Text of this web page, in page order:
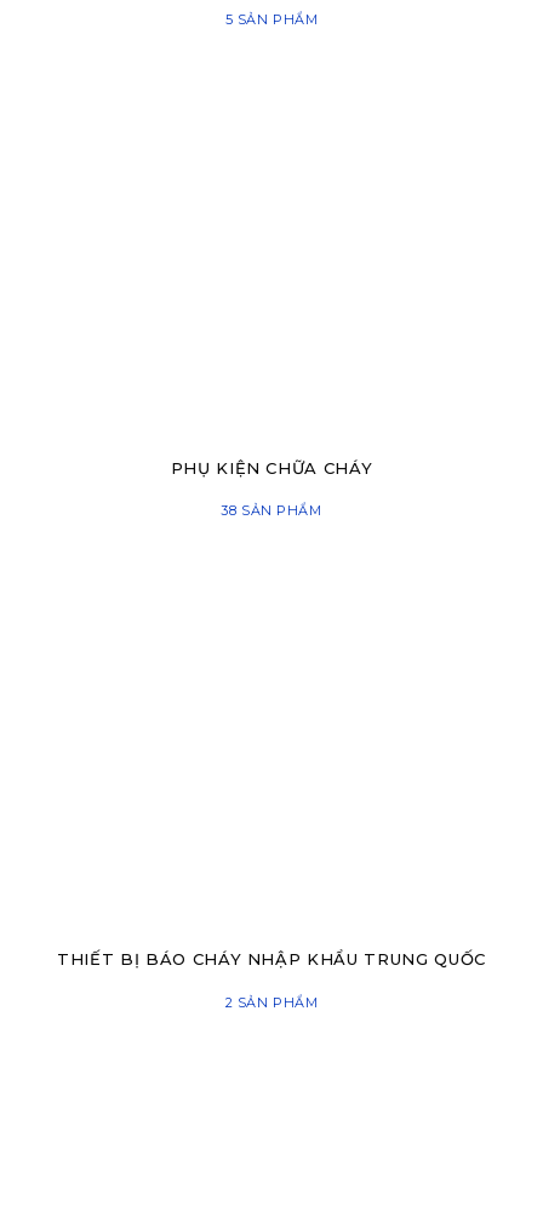
5 SẢN PHẨM
PHỤ KIỆN CHỮA CHÁY
38 SẢN PHẨM
THIẾT BỊ BÁO CHÁY NHẬP KHẨU TRUNG QUỐC
2 SẢN PHẨM